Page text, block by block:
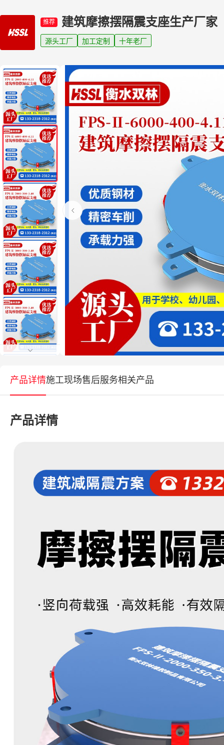
推荐 建筑摩擦摆隔震支座生产厂家
源头工厂 加工定制 十年老厂
产品详情施工现场售后服务相关产品
产品详情